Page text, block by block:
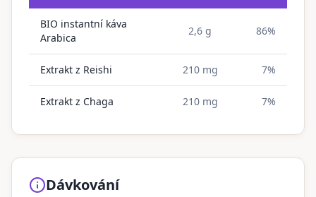
BIO instantní káva
Arabica
2,6 g 86%
Extrakt z Reishi 210 mg 7%
Extrakt z Chaga 210 mg 7%
Dávkování